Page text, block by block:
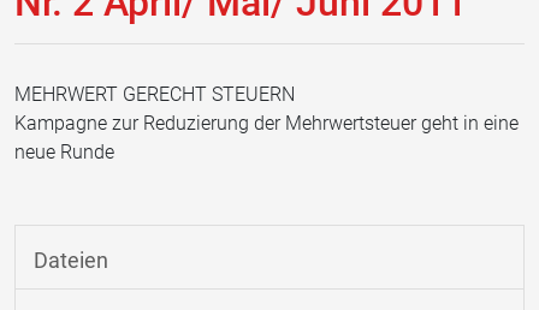
MEHRWERT GERECHT STEUERN
Kampagne zur Reduzierung der Mehrwertsteuer geht in eine
neue Runde
Dateien